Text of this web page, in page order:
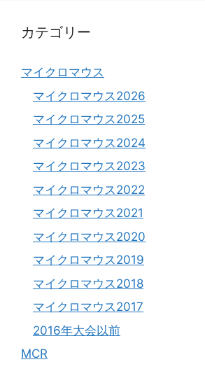
カテゴリー
マイクロマウス
マイクロマウス2026
マイクロマウス2025
マイクロマウス2024
マイクロマウス2023
マイクロマウス2022
マイクロマウス2021
マイクロマウス2020
マイクロマウス2019
マイクロマウス2018
マイクロマウス2017
2016年大会以前
MCR